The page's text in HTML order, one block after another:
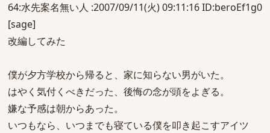
64:水先案名無い人 :2007/09/11(火) 09:11:16 ID:beroEf1g0
[sage]
改編してみた
僕が夕方学校から帰ると、家に知らない男がいた。
はやく気付くべきだった、後悔の念が頭をよぎる。
嫌な予感は朝からあった。
いつもなら、いつまでも寝ている僕を叩き起こすアイツ